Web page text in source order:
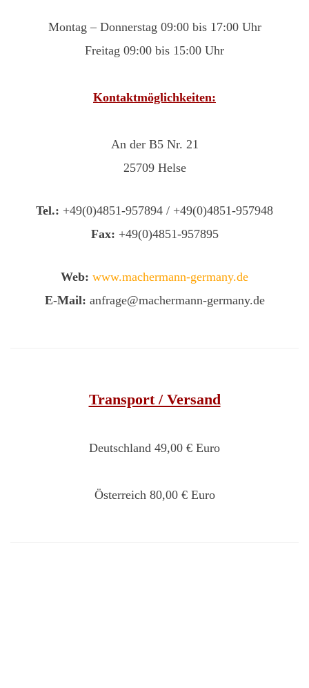
Montag – Donnerstag 09:00 bis 17:00 Uhr
Freitag 09:00 bis 15:00 Uhr
Kontaktmöglichkeiten:
An der B5 Nr. 21
25709 Helse
Tel.: +49(0)4851-957894 / +49(0)4851-957948
Fax: +49(0)4851-957895
Web: www.machermann-germany.de
E-Mail: anfrage@machermann-germany.de
Transport / Versand
Deutschland 49,00 € Euro
Österreich 80,00 € Euro